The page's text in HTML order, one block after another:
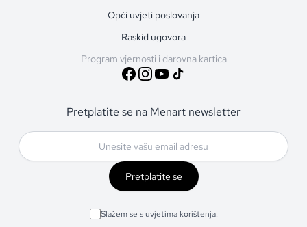
Opći uvjeti poslovanja
Raskid ugovora
Program vjernosti i darovna kartica
Pretplatite se na Menart newsletter
Pretplatite se
Slažem se s uvjetima korištenja.